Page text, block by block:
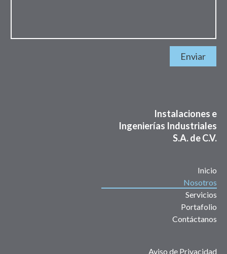
Enviar
Instalaciones e
Ingenierías Industriales
S.A. de C.V.
Inicio
Nosotros
Servicios
Portafolio
Contáctanos
Aviso de Privacidad